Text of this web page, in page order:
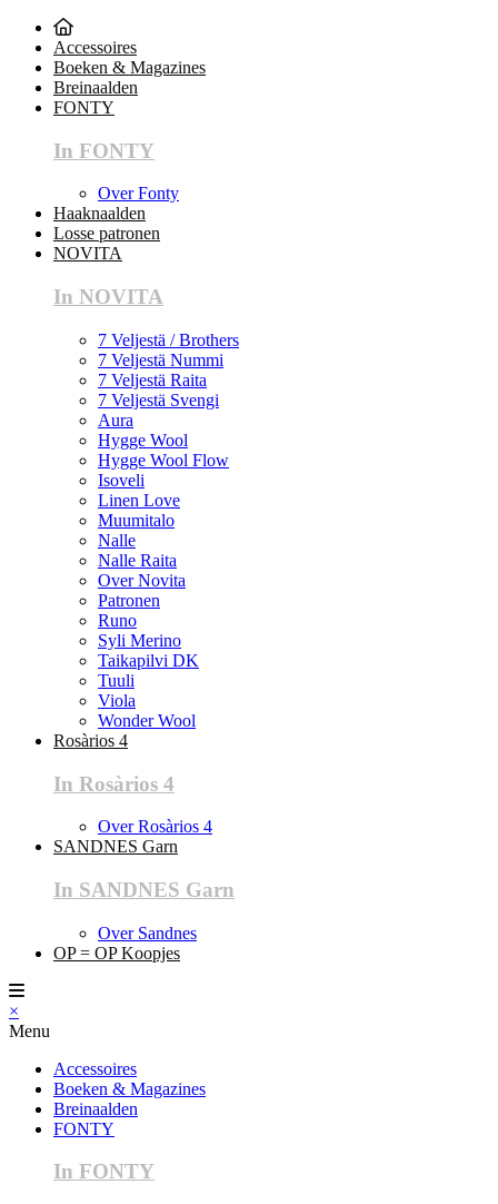
Accessoires
Boeken & Magazines
Breinaalden
FONTY
In FONTY
Over Fonty
Haaknaalden
Losse patronen
NOVITA
In NOVITA
7 Veljestä / Brothers
7 Veljestä Nummi
7 Veljestä Raita
7 Veljestä Svengi
Aura
Hygge Wool
Hygge Wool Flow
Isoveli
Linen Love
Muumitalo
Nalle
Nalle Raita
Over Novita
Patronen
Runo
Syli Merino
Taikapilvi DK
Tuuli
Viola
Wonder Wool
Rosàrios 4
In Rosàrios 4
Over Rosàrios 4
SANDNES Garn
In SANDNES Garn
Over Sandnes
OP = OP Koopjes
×
Menu
Accessoires
Boeken & Magazines
Breinaalden
FONTY
In FONTY